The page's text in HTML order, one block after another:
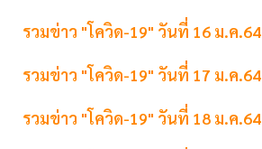
รวมข่าว "โควิด-19" วันที่ 16 ม.ค.64
รวมข่าว "โควิด-19" วันที่ 17 ม.ค.64
รวมข่าว "โควิด-19" วันที่ 18 ม.ค.64